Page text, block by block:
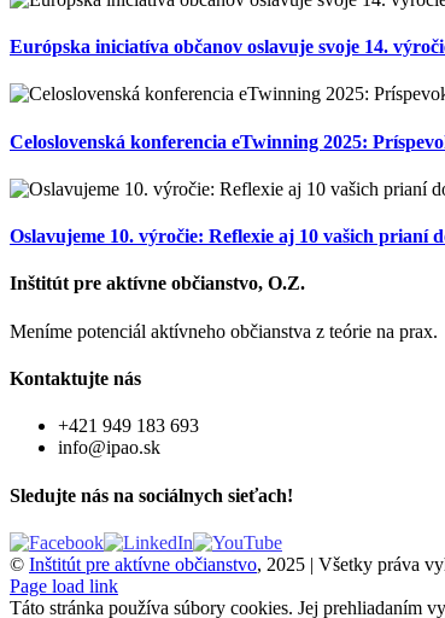
Európska iniciatíva občanov oslavuje svoje 14.
Celoslovenská konferencia eTwinning 2025:
Oslavujeme 10. výročie: Reflexie aj 10 vašich prianí
Inštitút pre aktívne občianstvo, O.Z.
Meníme potenciál aktívneho občianstva z teórie na prax.
Kontaktujte nás
+421 949 183 693
info@ipao.sk
Sledujte nás na sociálnych sieťach!
© Inštitút pre aktívne občianstvo, 2025 | Všetky práva
Page load link
Táto stránka používa súbory cookies. Jej prehliadaním